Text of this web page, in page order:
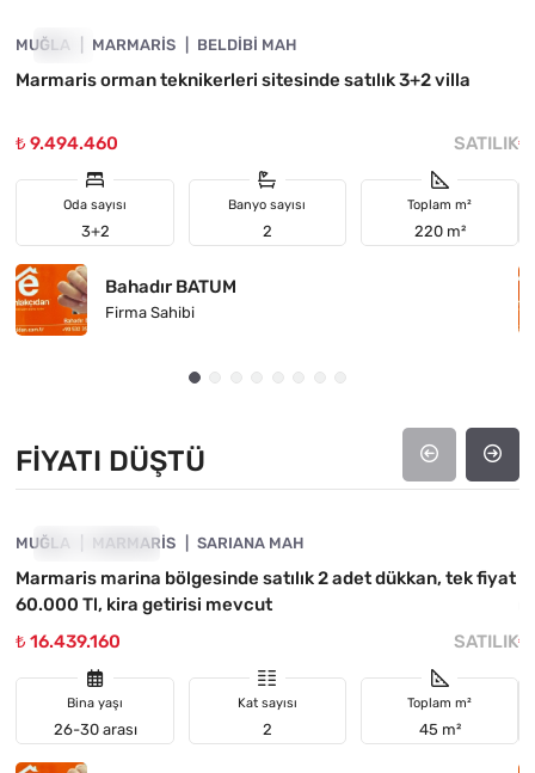
ACIL
MUĞLA MARMARIS BELDIBI MAH
Marmaris orman teknikerleri sitesinde satılık 3+2 villa
₺ 9.494.460 SATILIK
Oda sayısı
3+2
Banyo sayısı
2
Toplam m²
220 m²
Bahadır BATUM
Firma Sahibi
₺
FIYATI DÜŞTÜ
FIYATI DÜŞTÜ
MUĞLA MARMARIS SARIANA MAH
Marmaris marina bölgesinde satılık 2 adet dükkan, tek fiyat
60.000 Tl, kira getirisi mevcut
₺ 16.439.160
SATILIK
Bina yaşı
26-30 arası
Kat sayısı
2
Toplam m²
45 m²
₺